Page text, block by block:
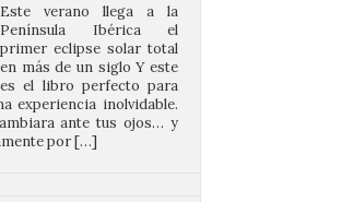
en más de un siglo Y este
es el libro perfecto para
experiencia inolvidable.
ante tus ojos… y
por […]